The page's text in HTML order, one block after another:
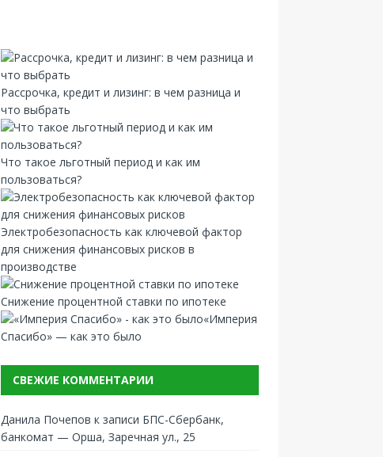
Рассрочка, кредит и лизинг: в чем разница и
что выбрать
Что такое льготный период и как им
пользоваться?
Электробезопасность как ключевой фактор
для снижения финансовых рисков в
производстве
Снижение процентной ставки по ипотеке
«Империя
Спасибо» — как это было
СВЕЖИЕ КОММЕНТАРИИ
Данила Почепов к записи БПС-Сбербанк,
банкомат — Орша, Заречная ул., 25